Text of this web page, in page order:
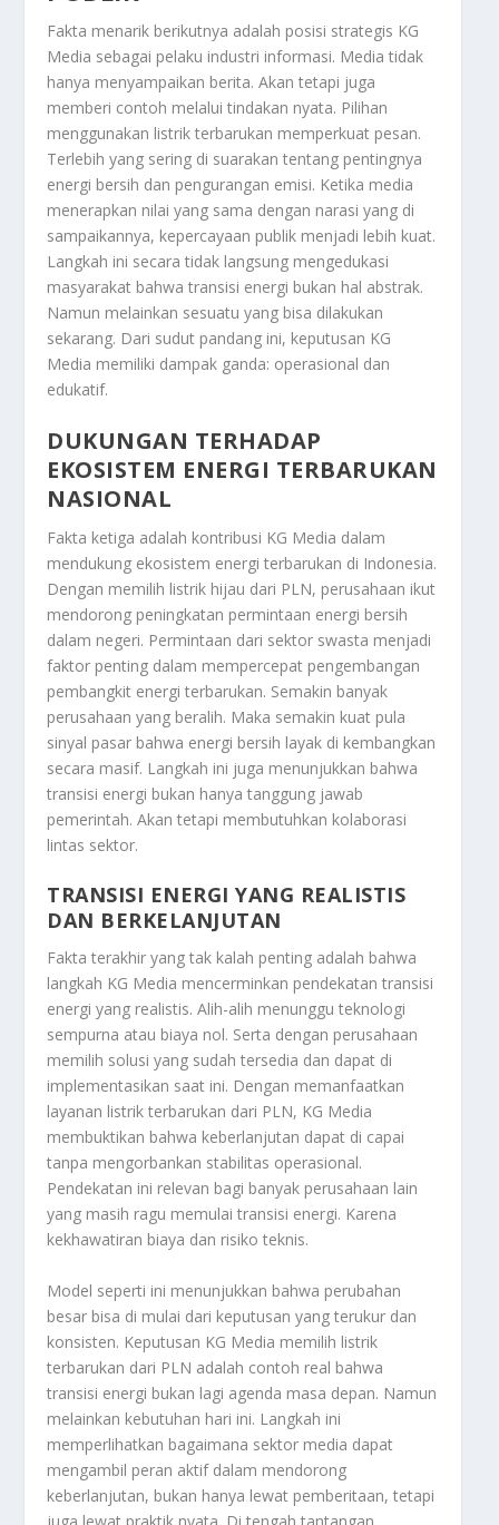
Fakta menarik berikutnya adalah posisi strategis KG
Media sebagai pelaku industri informasi. Media tidak
hanya menyampaikan berita. Akan tetapi juga
memberi contoh melalui tindakan nyata. Pilihan
menggunakan listrik terbarukan memperkuat pesan.
Terlebih yang sering di suarakan tentang pentingnya
energi bersih dan pengurangan emisi. Ketika media
menerapkan nilai yang sama dengan narasi yang di
sampaikannya, kepercayaan publik menjadi lebih kuat.
Langkah ini secara tidak langsung mengedukasi
masyarakat bahwa transisi energi bukan hal abstrak.
Namun melainkan sesuatu yang bisa dilakukan
sekarang. Dari sudut pandang ini, keputusan KG
Media memiliki dampak ganda: operasional dan
edukatif.
DUKUNGAN TERHADAP
EKOSISTEM ENERGI TERBARUKAN
NASIONAL
Fakta ketiga adalah kontribusi KG Media dalam
mendukung ekosistem energi terbarukan di Indonesia.
Dengan memilih listrik hijau dari PLN, perusahaan ikut
mendorong peningkatan permintaan energi bersih
dalam negeri. Permintaan dari sektor swasta menjadi
faktor penting dalam mempercepat pengembangan
pembangkit energi terbarukan. Semakin banyak
perusahaan yang beralih. Maka semakin kuat pula
sinyal pasar bahwa energi bersih layak di kembangkan
secara masif. Langkah ini juga menunjukkan bahwa
transisi energi bukan hanya tanggung jawab
pemerintah. Akan tetapi membutuhkan kolaborasi
lintas sektor.
TRANSISI ENERGI YANG REALISTIS
DAN BERKELANJUTAN
Fakta terakhir yang tak kalah penting adalah bahwa
langkah KG Media mencerminkan pendekatan transisi
energi yang realistis. Alih-alih menunggu teknologi
sempurna atau biaya nol. Serta dengan perusahaan
memilih solusi yang sudah tersedia dan dapat di
implementasikan saat ini. Dengan memanfaatkan
layanan listrik terbarukan dari PLN, KG Media
membuktikan bahwa keberlanjutan dapat di capai
tanpa mengorbankan stabilitas operasional.
Pendekatan ini relevan bagi banyak perusahaan lain
yang masih ragu memulai transisi energi. Karena
kekhawatiran biaya dan risiko teknis.
Model seperti ini menunjukkan bahwa perubahan
besar bisa di mulai dari keputusan yang terukur dan
konsisten. Keputusan KG Media memilih listrik
terbarukan dari PLN adalah contoh real bahwa
transisi energi bukan lagi agenda masa depan. Namun
melainkan kebutuhan hari ini. Langkah ini
memperlihatkan bagaimana sektor media dapat
mengambil peran aktif dalam mendorong
keberlanjutan, bukan hanya lewat pemberitaan, tetapi